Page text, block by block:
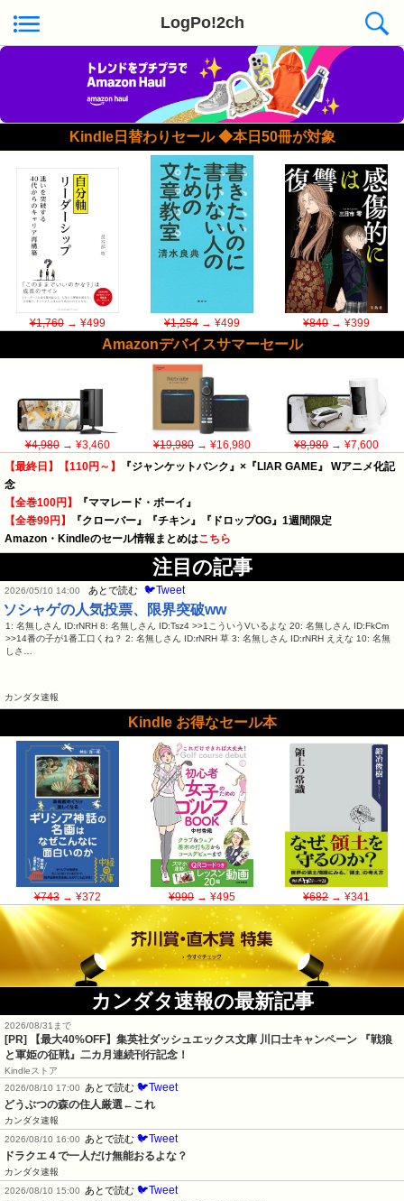
LogPo!2ch
Kindle日替わりセール ◆本日50冊が対象
¥1,760→ ¥499 ¥1,254→ ¥499 ¥840→ ¥399
Amazonデバイスサマーセール
¥4,980→ ¥3,460 ¥19,980→ ¥16,980 ¥8,980→ ¥7,600
【最終日】【110円～】
『ジャンケットバンク』×『LIAR GAME』 Wアニメ化記
念
【全巻100円】
『ママレード・ボーイ』
【全巻99円】
『クローバー』『チキン』『ドロップOG』1週間限定
Amazon・Kindleのセール情報まとめはこちら
注目の記事
2026/05/10 14:00 あとで読む 🐦Tweet
ソシャゲの人気投票、限界突破ww
1: 名無しさん ID:rNRH 8: 名無しさん ID:Tsz4 >>1こういうVいるよな 20: 名無しさん ID:FkCm
>>14番の子が1番工口くね？ 2: 名無しさん ID:rNRH 草 3: 名無しさん ID:rNRH ええな 10: 名無
しさ…
カンダタ速報
Kindle お得なセール本
¥743→ ¥372 ¥990→ ¥495 ¥682→ ¥341
カンダタ速報の最新記事
2026/08/31まで
[PR]
【最大40%OFF】集英社ダッシュエックス文庫 川口士キャンペーン 『戦狼
と軍姫の征戦』二カ月連続刊行記念！
Kindleストア
2026/08/10 17:00
あとで読む 🐦Tweet
どうぶつの森の住人厳選←これ
カンダタ速報
2026/08/10 16:00
あとで読む 🐦Tweet
ドラクエ４で一人だけ無能おるよな？
カンダタ速報
2026/08/10 15:00
あとで読む 🐦Tweet